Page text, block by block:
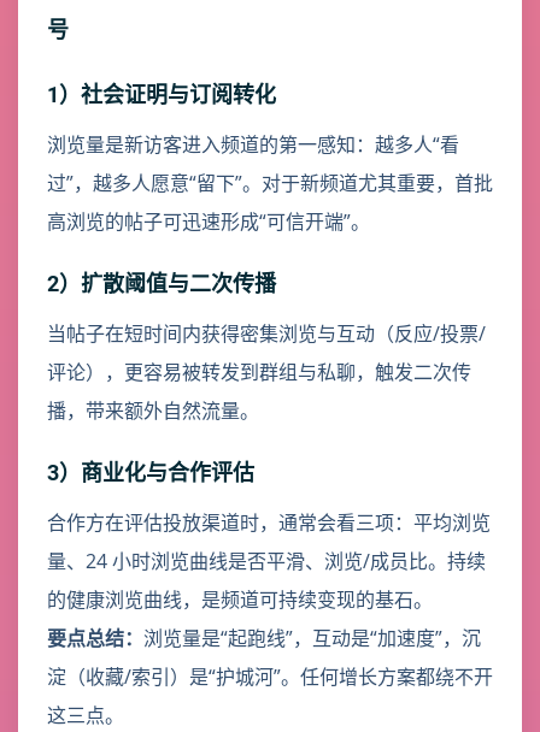
号
1）社会证明与订阅转化
浏览量是新访客进入频道的第一感知：越多人“看
过”，越多人愿意“留下”。对于新频道尤其重要，首批
高浏览的帖子可迅速形成“可信开端”。
2）扩散阈值与二次传播
当帖子在短时间内获得密集浏览与互动（反应/投票/
评论），更容易被转发到群组与私聊，触发二次传
播，带来额外自然流量。
3）商业化与合作评估
合作方在评估投放渠道时，通常会看三项：平均浏览
量、24 小时浏览曲线是否平滑、浏览/成员比。持续
的健康浏览曲线，是频道可持续变现的基石。
要点总结： 浏览量是“起跑线”，互动是“加速度”，沉
淀（收藏/索引）是“护城河”。任何增长方案都绕不开
这三点。